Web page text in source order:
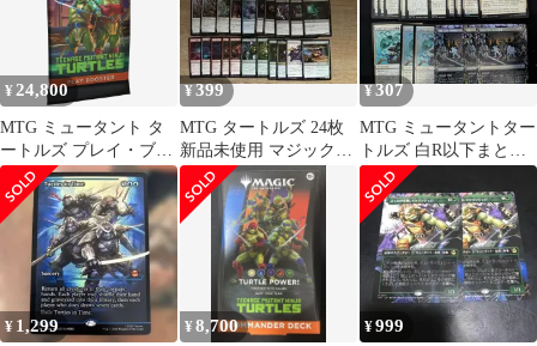
¥ 24,800
MTG ミュータント タ
ートルズ プレイ・ブー
スターパック 英語版 x
36個セット
¥399
MTG タートルズ 24枚
新品未使用 マジックザ
ギャザリング
¥307
MTG ミュータントター
トルズ 白R以下まとめ
売り 16枚
¥ 1,299 ¥8,700 ¥999